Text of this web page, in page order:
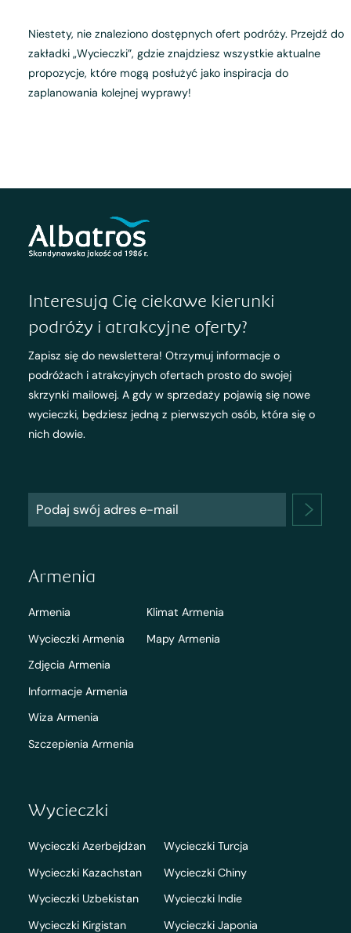
Niestety, nie znaleziono dostępnych ofert podróży. Przejdź do
zakładki „Wycieczki”, gdzie znajdziesz wszystkie aktualne
propozycje, które mogą posłużyć jako inspiracja do
zaplanowania kolejnej wyprawy!
Interesują Cię ciekawe kierunki
podróży i atrakcyjne oferty?
Zapisz się do newslettera! Otrzymuj informacje o
podróżach i atrakcyjnych ofertach prosto do swojej
skrzynki mailowej. A gdy w sprzedaży pojawią się nowe
wycieczki, będziesz jedną z pierwszych osób, która się o
nich dowie.
Armenia
Armenia
Wycieczki Armenia
Zdjęcia Armenia
Informacje Armenia
Wiza Armenia
Szczepienia Armenia
Klimat Armenia
Mapy Armenia
Wycieczki
Wycieczki Azerbejdżan
Wycieczki Kazachstan
Wycieczki Uzbekistan
Wycieczki Kirgistan
Wycieczki Turcja
Wycieczki Chiny
Wycieczki Indie
Wycieczki Japonia